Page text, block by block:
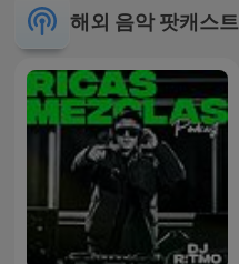
해외 음악 팟캐스트